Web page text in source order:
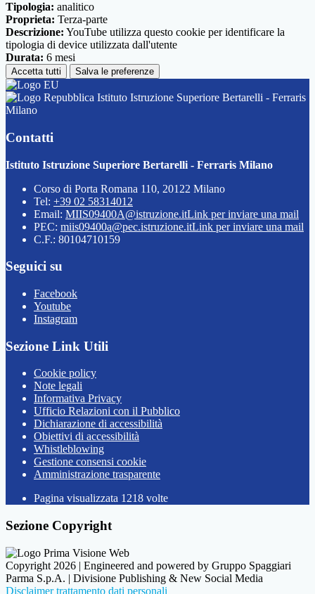
Tipologia: analitico
Proprieta: Terza-parte
Descrizione: YouTube utilizza questo cookie per identificare la
tipologia di device utilizzata dall'utente
Durata: 6 mesi
Accetta tutti Salva le preferenze
Istituto Istruzione Superiore Bertarelli - Ferraris
Milano
Contatti
Istituto Istruzione Superiore Bertarelli - Ferraris Milano
Corso di Porta Romana 110, 20122 Milano
Tel: +39 02 58314012
Email: MIIS09400A@istruzione.itLink per inviare una mail
PEC: miis09400a@pec.istruzione.itLink per inviare una mail
C.F.: 80104710159
Seguici su
Facebook
Youtube
Instagram
Sezione Link Utili
Cookie policy
Note legali
Informativa Privacy
Ufficio Relazioni con il Pubblico
Dichiarazione di accessibilità
Obiettivi di accessibilità
Whistleblowing
Gestione consensi cookie
Amministrazione trasparente
Pagina visualizzata 1218 volte
Sezione Copyright
Copyright 2026 | Engineered and powered by Gruppo Spaggiari
Parma S.p.A. | Divisione Publishing & New Social Media
Disclaimer trattamento dati personali